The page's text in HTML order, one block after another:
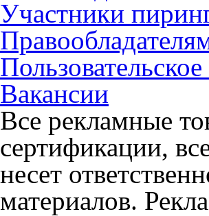
Участники
Вакансии
Все рекламные
сертификации,
несет
материалов.